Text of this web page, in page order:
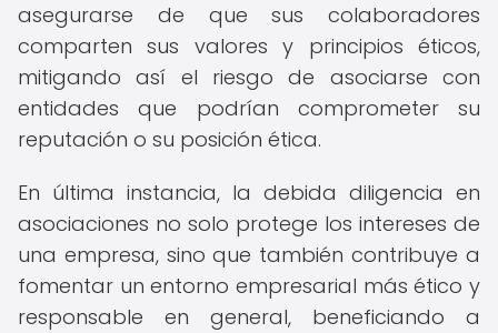
asegurarse de que sus colaboradores
comparten sus valores y principios éticos,
mitigando así el riesgo de asociarse con
entidades que podrían comprometer su
reputación o su posición ética.
En última instancia, la debida diligencia en
asociaciones no solo protege los intereses de
una empresa, sino que también contribuye a
fomentar un entorno empresarial más ético y
responsable en general, beneficiando a